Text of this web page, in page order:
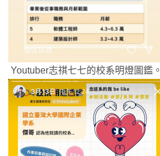
Youtuber志祺七七的校系明燈圖鑑。